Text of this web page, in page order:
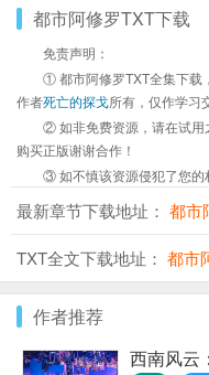
都市阿修罗TXT下载
免责声明：
① 都市阿修罗TXT全集下载
作者死亡的探戈所有，仅作学习
② 如非免费资源，请在试用
购买正版谢谢合作！
③ 如不慎该资源侵犯了您的
最新章节下载地址： 都市
TXT全文下载地址： 都市
作者推荐
西南风云